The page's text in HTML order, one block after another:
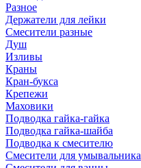
Разное
Держатели для лейки
Смесители разные
Душ
Изливы
Краны
Кран-букса
Крепежи
Маховики
Подводка гайка-гайка
Подводка гайка-шайба
Подводка к смесителю
Смесители для умывальника